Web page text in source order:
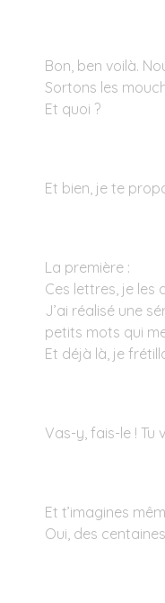
Bon, ben voilà.
Sortons les
Et quoi ?
Et bien, je te
La première :
Ces lettres, je les
J’ai réalisé une
petits mots qui
Et déjà là, je
Vas-y, fais-le ! Tu
Et t’imagines
Oui, des